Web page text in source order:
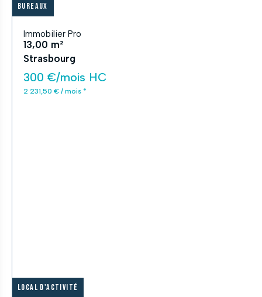
Bureaux
Immobilier Pro
13,00 m²
Strasbourg
300 €/mois HC
2 231,50 € / mois *
Local d'activité